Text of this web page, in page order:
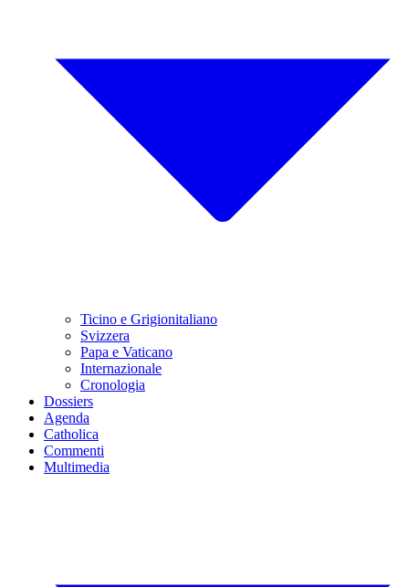
Ticino e Grigionitaliano
Svizzera
Papa e Vaticano
Internazionale
Cronologia
Dossiers
Agenda
Catholica
Commenti
Multimedia